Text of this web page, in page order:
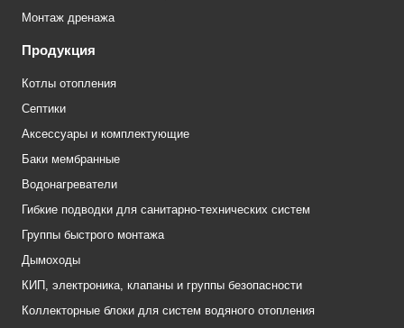
Монтаж дренажа
Продукция
Котлы отопления
Септики
Аксессуары и комплектующие
Баки мембранные
Водонагреватели
Гибкие подводки для санитарно-технических систем
Группы быстрого монтажа
Дымоходы
КИП, электроника, клапаны и группы безопасности
Коллекторные блоки для систем водяного отопления